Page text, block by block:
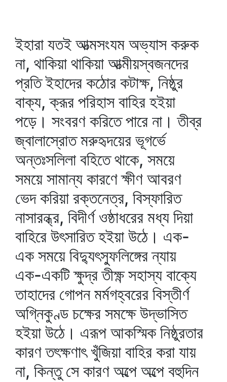
ইহারা যতই আত্মসংযম অভ্যাস করুক
না, থাকিয়া থাকিয়া আত্মীয়স্বজনদের
প্রতি ইহাদের কঠোর কটাক্ষ, নিষ্ঠুর
বাক্য, ক্রূর পরিহাস বাহির হইয়া
পড়ে। সংবরণ করিতে পারে না। তীব্র
জ্বালাস্রোত মরুহৃদয়ের ভূগর্ভে
অন্তঃসলিলা বহিতে থাকে, সময়ে
সময়ে সামান্য কারণে ক্ষীণ আবরণ
ভেদ করিয়া রক্তনেত্র, বিস্ফারিত
নাসারন্ধ্র, বিদীর্ণ ওষ্ঠাধরের মধ্য দিয়া
বাহিরে উৎসারিত হইয়া উঠে। এক-
এক সময়ে বিদ্যুৎস্ফুলিঙ্গের ন্যায়
এক-একটি ক্ষুদ্র তীক্ষ্ণ সহাস্য বাক্যে
তাহাদের গোপন মর্মগহ্বরের বিস্তীর্ণ
অগ্নিকুণ্ড চক্ষের সমক্ষে উদ্ভাসিত
হইয়া উঠে। এরূপ আকস্মিক নিষ্ঠুরতার
কারণ তৎক্ষণাৎ খুঁজিয়া বাহির করা যায়
না, কিন্তু সে কারণ অল্পে অল্পে বহুদিন